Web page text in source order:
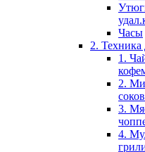
Часы
2. Техника
1.
2.
3.
4.